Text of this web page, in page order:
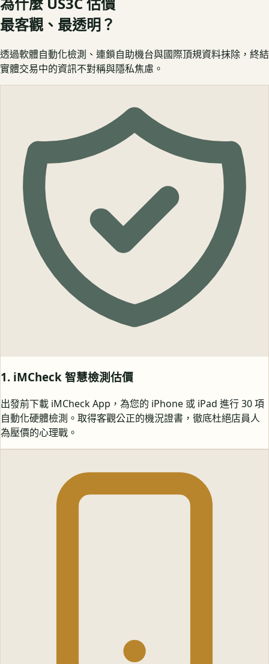
最客觀、最透明？
透過軟體自動化檢測、連鎖自助機台與國際頂規資料抹除，終結
實體交易中的資訊不對稱與隱私焦慮。
1. iMCheck 智慧檢測估價
出發前下載 iMCheck App，為您的 iPhone 或 iPad 進行 30 項
自動化硬體檢測。取得客觀公正的機況證書，徹底杜絕店員人
為壓價的心理戰。